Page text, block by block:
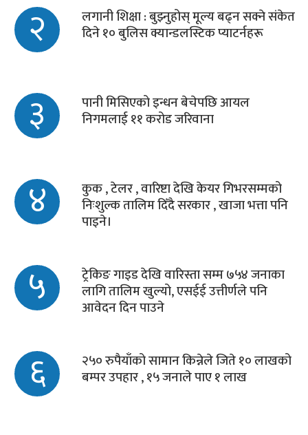
२ लगानी शिक्षा : बुझ्नुहोस् मूल्य बढ्न सक्ने संकेत
दिने १० बुलिस क्यान्डलस्टिक प्याटर्नहरू
३ पानी मिसिएको इन्धन बेचेपछि आयल
निगमलाई ११ करोड जरिवाना
४ कुक , टेलर , वारिष्टा देखि केयर गिभरसम्मको
निःशुल्क तालिम दिँदै सरकार , खाजा भत्ता पनि
पाइने।
५ ट्रेकिङ गाइड देखि वारिस्ता सम्म ७५४ जनाका
लागि तालिम खुल्यो, एसईई उत्तीर्णले पनि
आवेदन दिन पाउने
६ २५० रुपैयाँको सामान किन्नेले जिते १० लाखको
बम्पर उपहार , १५ जनाले पाए १ लाख